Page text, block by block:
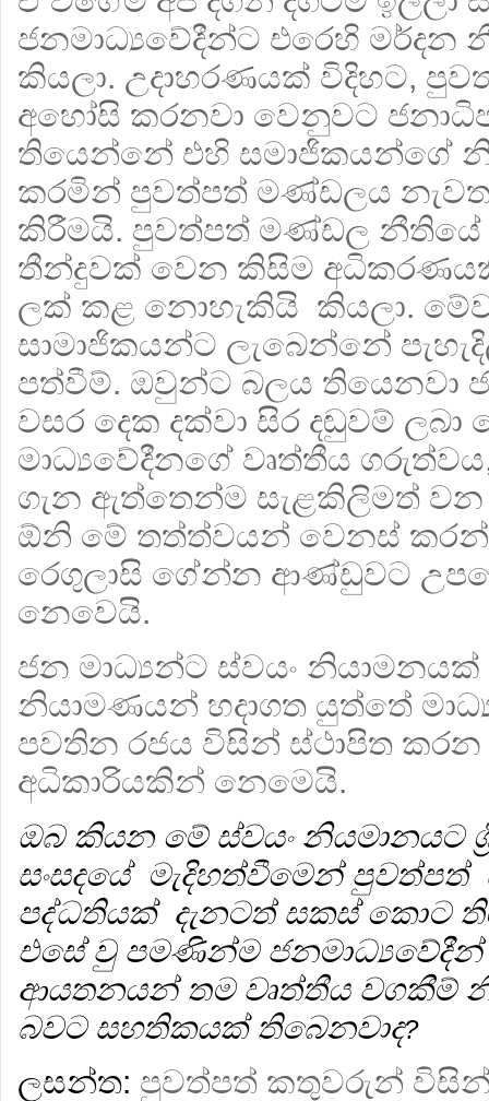
ජනමාධ්‍යවේදීන්ට එරෙහි
කියලා. උදාහරණයක් විදිහට,
අහෝසි කරනවා වෙනුවට
තියෙන්නේ එහි සමාජිකයන්ගේ
කරමින් පුවත්පත් මණ්ඩලය
කිරීමයි. පුවත්පත් මණ්ඩල නීතියේ
තීන්දුවක් වෙන කිසිම
ලක් කළ නොහැකියි කියලා.
සාමාජිකයන්ට ලැබෙන්නේ
පත්වීම්. ඔවුන්ට බලය තියෙනවා
වසර දෙක දක්වා සිර දඬුවම් ලබා
මාධ්‍යවේදීනගේ වෘත්තීය
ගැන ඇත්තෙන්ම සැළකිලිමත් වන
ඕනි මේ තත්ත්වයන් වෙනස්
රෙගුලාසි ගේන්න ආණ්ඩුවට
නෙවෙයි.
ජන මාධ්‍යන්ට ස්වයං නියාමනයක්
නියාමණයන් හදාගත යුත්තේ
පවතින රජය විසින් ස්ථාපිත
අධිකාරියකින් නෙමෙයි.
ඔබ කියන මේ ස්වයං නියමානයට
සංසදයේ මැදිහත්වීමෙන් පුවත්පත්
පද්ධතියක් දැනටත් සකස් කොට
එසේ වු පමණින්ම ජනමාධ්‍යවේදීන්
ආයතනයන් තම වෘත්තීය වගකීම්
බවට සහතිකයක් තිබෙනවාද?
ලසන්ත: පුවත්පත් කතුවරුන්